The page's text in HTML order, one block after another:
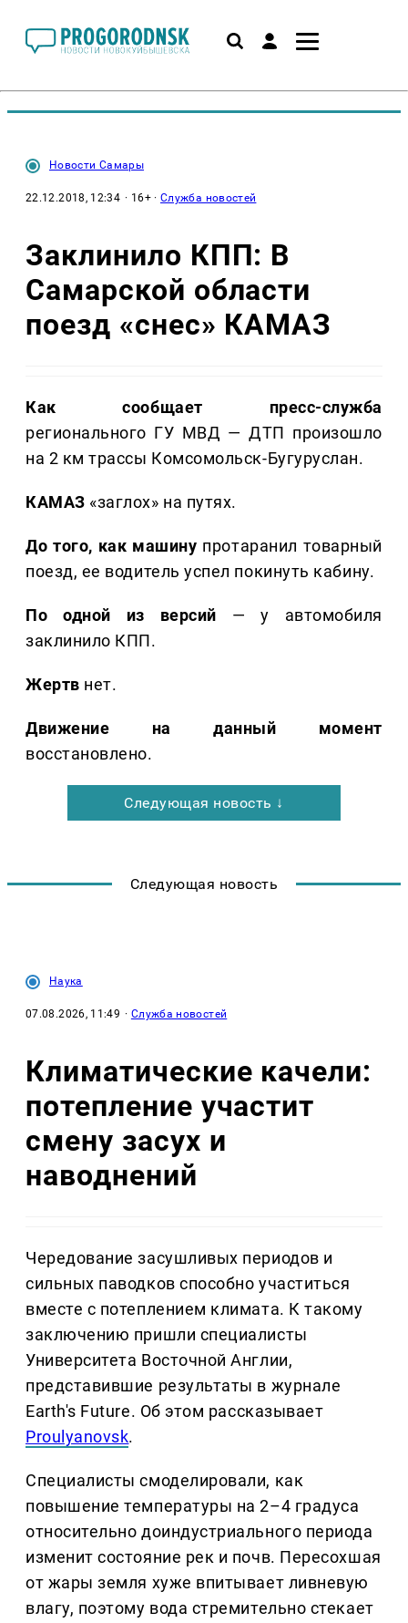
Новости Самары
22.12.2018, 12:34 · 16+ ·Служба новостей
Заклинило КПП: В
Самарской области
поезд «снес» КАМАЗ
Как сообщает пресс-служба
регионального ГУ МВД — ДТП произошло
на 2 км трассы Комсомольск-Бугуруслан.
КАМАЗ «заглох» на путях.
До того, как машину протаранил товарный
поезд, ее водитель успел покинуть кабину.
По одной из версий — у автомобиля
заклинило КПП.
Жертв нет.
Движение на данный момент
восстановлено.
Следующая новость ↓
Следующая новость
Наука
07.08.2026, 11:49 · Служба новостей
Климатические качели:
потепление участит
смену засух и
наводнений
Чередование засушливых периодов и
сильных паводков способно участиться
вместе с потеплением климата. К такому
заключению пришли специалисты
Университета Восточной Англии,
представившие результаты в журнале
Earth's Future. Об этом рассказывает
Proulyanovsk.
Специалисты смоделировали, как
повышение температуры на 2–4 градуса
относительно доиндустриального периода
изменит состояние рек и почв. Пересохшая
от жары земля хуже впитывает ливневую
влагу, поэтому вода стремительно стекает